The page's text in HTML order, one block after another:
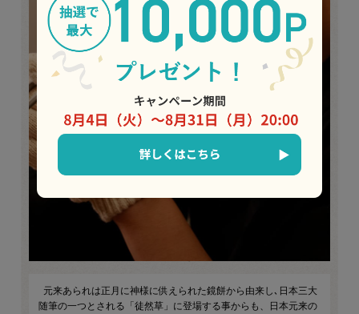
元来あられは正月に神様に供えられた鏡餅から由来し､日本三大
随筆の一つとされる「徒然草」に登場する事からも、日本元来の